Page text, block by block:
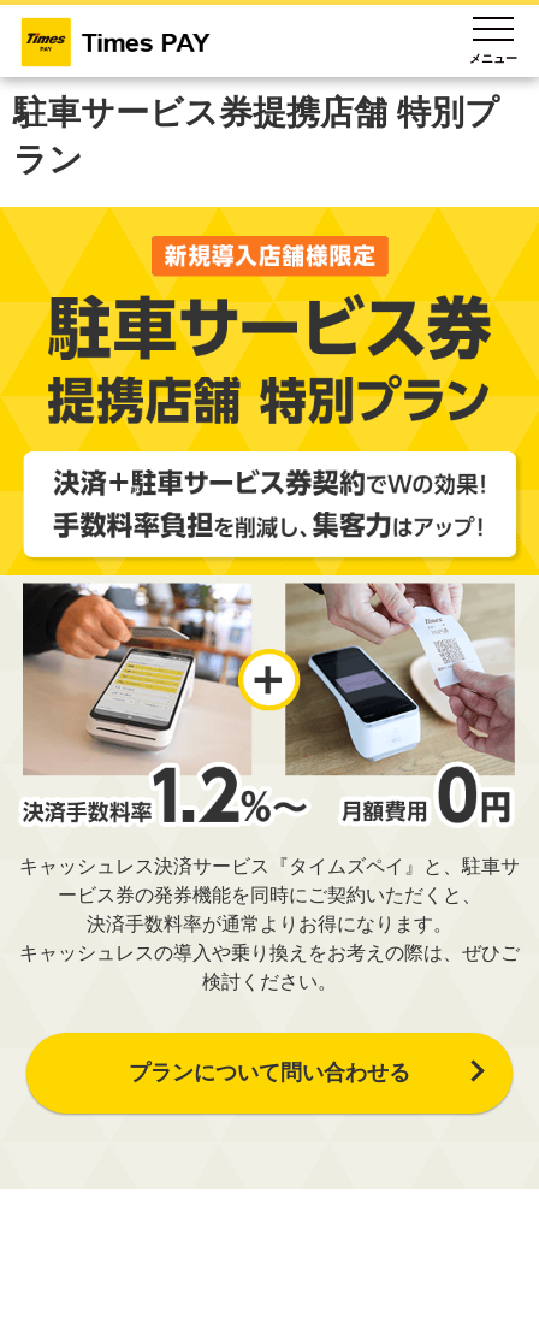
メニュー
駐車サービス券提携店舗 特別プ
ラン
キャッシュレス決済サービス『タイムズペイ』と、駐車サ
ービス券の発券機能を同時にご契約いただくと、
決済手数料率が通常よりお得になります。
キャッシュレスの導入や乗り換えをお考えの際は、ぜひご
検討ください。
プランについて問い合わせる